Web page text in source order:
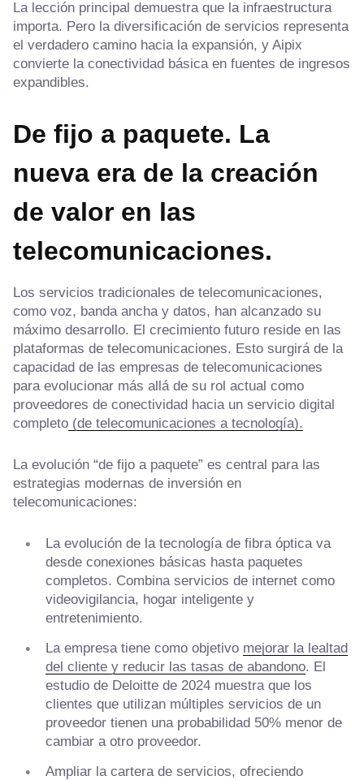
La lección principal demuestra que la infraestructura
importa. Pero la diversificación de servicios representa
el verdadero camino hacia la expansión, y Aipix
convierte la conectividad básica en fuentes de ingresos
expandibles.
De fijo a paquete. La
nueva era de la creación
de valor en las
telecomunicaciones.
Los servicios tradicionales de telecomunicaciones,
como voz, banda ancha y datos, han alcanzado su
máximo desarrollo. El crecimiento futuro reside en las
plataformas de telecomunicaciones. Esto surgirá de la
capacidad de las empresas de telecomunicaciones
para evolucionar más allá de su rol actual como
proveedores de conectividad hacia un servicio digital
completo (de telecomunicaciones a tecnología).
La evolución “de fijo a paquete” es central para las
estrategias modernas de inversión en
telecomunicaciones:
La evolución de la tecnología de fibra óptica va
desde conexiones básicas hasta paquetes
completos. Combina servicios de internet como
videovigilancia, hogar inteligente y
entretenimiento.
La empresa tiene como objetivo mejorar la lealtad
del cliente y reducir las tasas de abandono. El
estudio de Deloitte de 2024 muestra que los
clientes que utilizan múltiples servicios de un
proveedor tienen una probabilidad 50% menor de
cambiar a otro proveedor.
Ampliar la cartera de servicios, ofreciendo